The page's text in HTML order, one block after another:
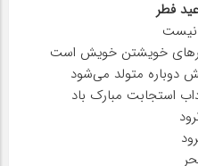
نیست
خویشتن خویش است
دوباره متولد می‌شود
استجابت مبارک باد